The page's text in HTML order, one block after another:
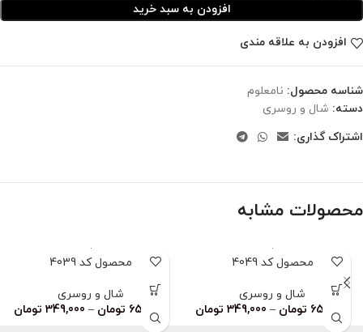
افزودن به سبد خرید
افزودن به علاقه مندی
شناسه محصول: نامعلوم
دسته: شال و روسری
اشتراک گذاری:
محصولات مشابه
محصول کد 4049
شال و روسری
659,000 تومان –
349,000 تومان
محصول کد 4039
شال و روسری
659,000 تومان –
349,000 تومان